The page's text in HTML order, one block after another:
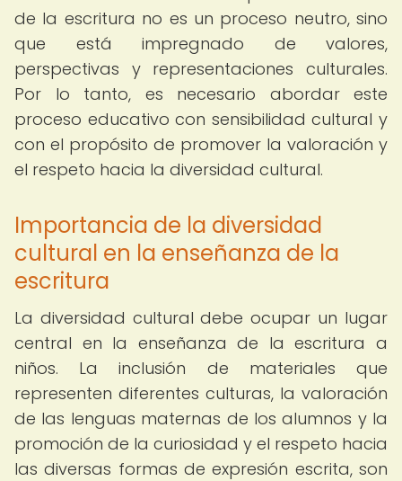
de la escritura no es un proceso neutro, sino
que está impregnado de valores,
perspectivas y representaciones culturales.
Por lo tanto, es necesario abordar este
proceso educativo con sensibilidad cultural y
con el propósito de promover la valoración y
el respeto hacia la diversidad cultural.
Importancia de la diversidad
cultural en la enseñanza de la
escritura
La diversidad cultural debe ocupar un lugar
central en la enseñanza de la escritura a
niños. La inclusión de materiales que
representen diferentes culturas, la valoración
de las lenguas maternas de los alumnos y la
promoción de la curiosidad y el respeto hacia
las diversas formas de expresión escrita, son